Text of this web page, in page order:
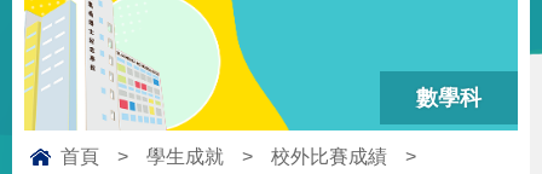
數學科
首頁 > 學生成就 > 校外比賽成績
>